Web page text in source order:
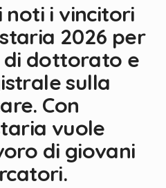
noti i vincitori
2026 per
di dottorato e
sulla
Con
vuole
di giovani